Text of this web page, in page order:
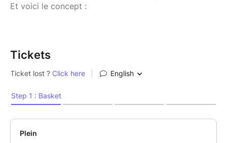
Et voici le concept :
Tickets